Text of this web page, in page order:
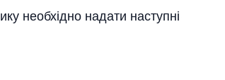
необхідно надати наступні